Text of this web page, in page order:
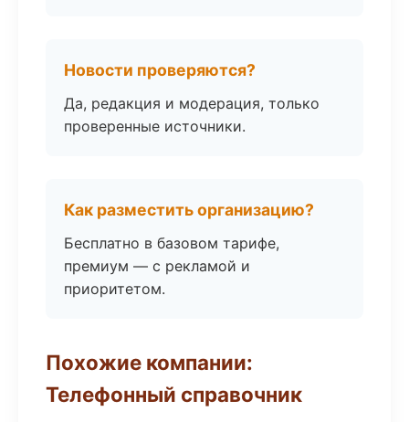
Новости проверяются?
Да, редакция и модерация, только
проверенные источники.
Как разместить организацию?
Бесплатно в базовом тарифе,
премиум — с рекламой и
приоритетом.
Похожие компании:
Телефонный справочник